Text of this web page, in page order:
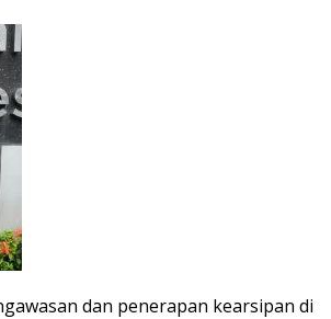
dan penerapan kearsipan di